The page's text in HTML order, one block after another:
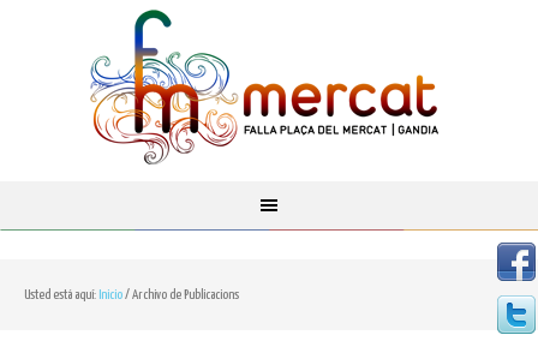
Usted está aquí: Inicio/ Archivo de Publicacions